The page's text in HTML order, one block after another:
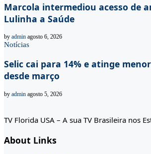
Marcola intermediou acesso de
Lulinha a Saúde
by admin agosto 6, 2026
Notícias
Selic cai para 14% e atinge
desde março
by admin agosto 5, 2026
TV Florida USA – A sua TV Brasileira nos
About Links